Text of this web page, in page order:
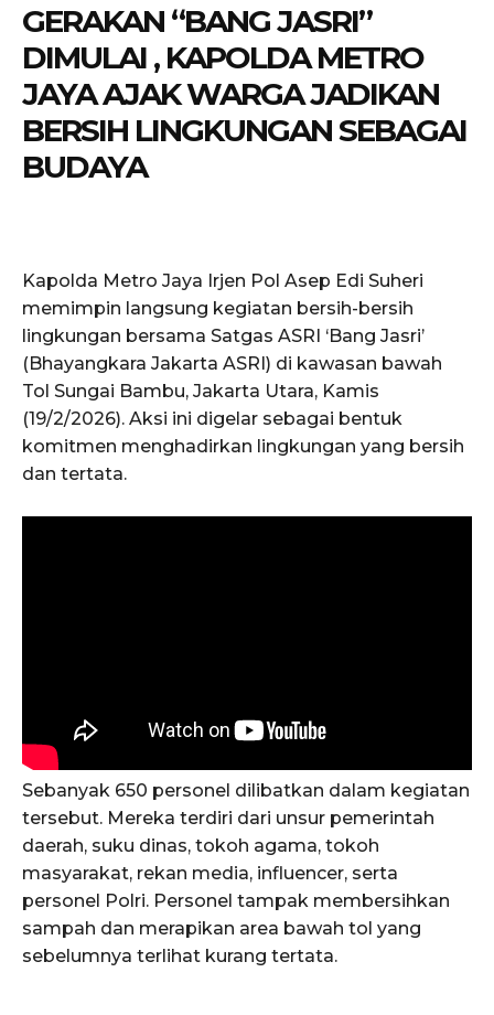
GERAKAN “BANG JASRI”
DIMULAI , KAPOLDA METRO
JAYA AJAK WARGA JADIKAN
BERSIH LINGKUNGAN SEBAGAI
BUDAYA
Kapolda Metro Jaya Irjen Pol Asep Edi Suheri
memimpin langsung kegiatan bersih-bersih
lingkungan bersama Satgas ASRI ‘Bang Jasri’
(Bhayangkara Jakarta ASRI) di kawasan bawah
Tol Sungai Bambu, Jakarta Utara, Kamis
(19/2/2026). Aksi ini digelar sebagai bentuk
komitmen menghadirkan lingkungan yang bersih
dan tertata.
Sebanyak 650 personel dilibatkan dalam kegiatan
tersebut. Mereka terdiri dari unsur pemerintah
daerah, suku dinas, tokoh agama, tokoh
masyarakat, rekan media, influencer, serta
personel Polri. Personel tampak membersihkan
sampah dan merapikan area bawah tol yang
sebelumnya terlihat kurang tertata.